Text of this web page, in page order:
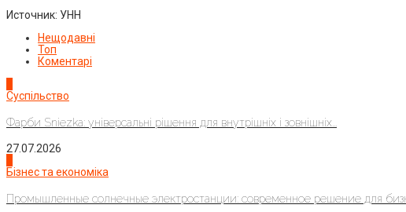
Источник: УНН
Нещодавні
Топ
Коментарі
Суспільство
Фарби Sniezka: універсальні рішення для внутрішніх і зовнішніх...
27.07.2026
Бізнес та економіка
Промышленные солнечные электростанции: современное решение для